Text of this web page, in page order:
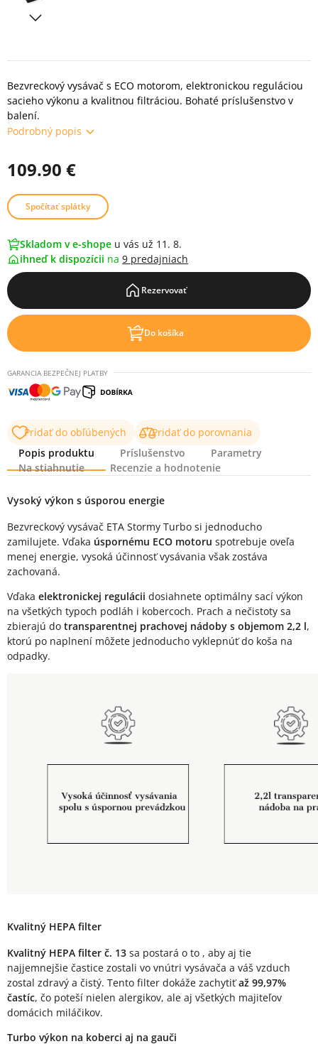
Bezvreckový vysávač s ECO motorom, elektronickou reguláciou
sacieho výkonu a kvalitnou filtráciou. Bohaté príslušenstvo v
balení.
Podrobný popis
109.90 €
Spočítať splátky
Skladom v e-shope u vás už 11. 8.
ihneď k dispozícii na 9 predajniach
Rezervovať
Do košíka
GARANCIA BEZPEČNEJ PLATBY
Pridať do obľúbených
Pridať do porovnania
Popis produktu
Príslušenstvo
Parametry
Na stiahnutie
Recenzie a hodnotenie
Popis produktu
Vysoký výkon s úsporou energie
Bezvreckový vysávač ETA Stormy Turbo si jednoducho
zamilujete. Vďaka úspornému ECO motoru spotrebuje oveľa
menej energie, vysoká účinnosť vysávania však zostáva
zachovaná.
Vďaka elektronickej regulácii dosiahnete optimálny sací výkon
na všetkých typoch podláh i kobercoch. Prach a nečistoty sa
zbierajú do transparentnej prachovej nádoby s objemom 2,2 l,
ktorú po naplnení môžete jednoducho vyklepnúť do koša na
odpadky.
Kvalitný HEPA filter
Kvalitný HEPA filter č. 13 sa postará o to , aby aj tie
najjemnejšie častice zostali vo vnútri vysávača a váš vzduch
zostal zdravý a čistý. Tento filter dokáže zachytiťaž 99,97%
častíc, čo poteší nielen alergikov, ale aj všetkých majiteľov
domácich miláčikov.
Turbo výkon na koberci aj na gauči